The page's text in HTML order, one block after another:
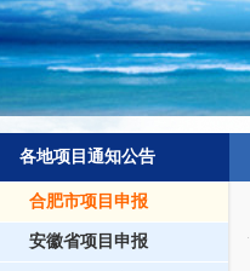
各地项目通知公告
合肥市项目申报
安徽省项目申报